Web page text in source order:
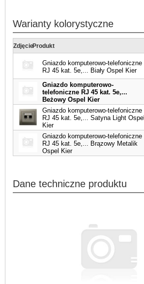
Warianty kolorystyczne
ZdjęcieProdukt
Gniazdo komputerowo-telefoniczne
RJ 45 kat. 5e,... Biały Ospel Kier
Gniazdo komputerowo-
telefoniczne RJ 45 kat. 5e,...
Beżowy Ospel Kier
Gniazdo komputerowo-telefoniczne
RJ 45 kat. 5e,... Satyna Light Ospel
Kier
Gniazdo komputerowo-telefoniczne
RJ 45 kat. 5e,... Brązowy Metalik
Ospel Kier
Dane techniczne produktu